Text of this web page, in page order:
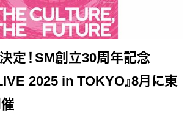
定！SM創立30周年記念
2025 in TOKYO』8月に東